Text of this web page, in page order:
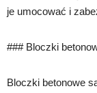
je umocować i
### Bloczki
Bloczki betonowe